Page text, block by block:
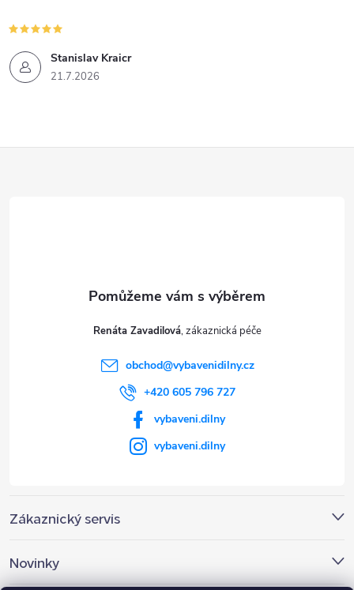
Stanislav Kraicr
21.7.2026
Zákaznický servis
Novinky
Renáta Zavadilová
obchod@vybavenidilny.cz
+420 605 796 727
vybaveni.dilny
vybaveni.dilny